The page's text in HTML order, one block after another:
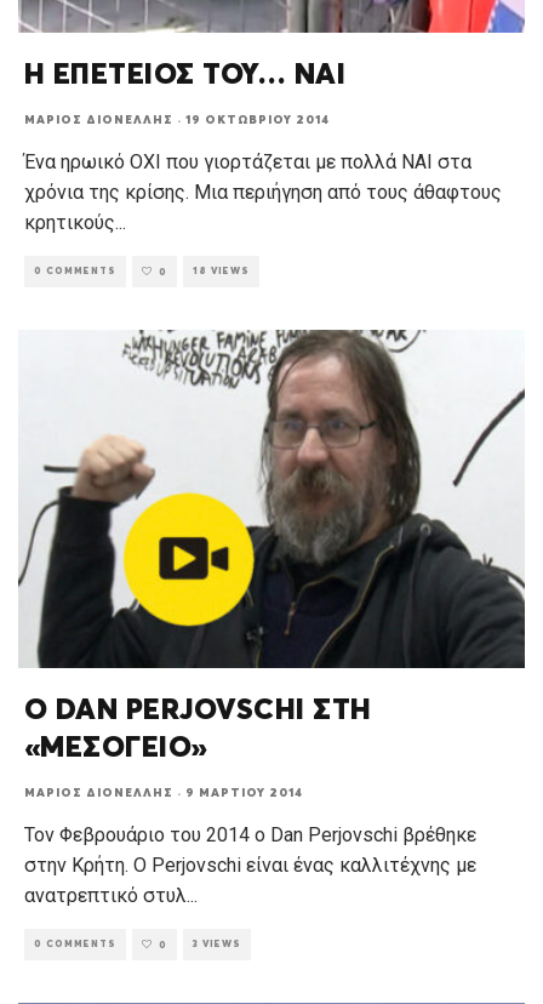
Η ΕΠΕΤΕΙΟΣ ΤΟΥ… ΝΑΙ
ΜΆΡΙΟΣ ΔΙΟΝΈΛΛΗΣ · 19 ΟΚΤΩΒΡΊΟΥ 2014
Ένα ηρωικό ΟΧΙ που γιορτάζεται με πολλά ΝΑΙ στα
χρόνια της κρίσης. Μια περιήγηση από τους άθαφτους
κρητικούς...
0 COMMENTS 0 18 VIEWS
Ο DAN PERJOVSCHI ΣΤΗ
«ΜΕΣΟΓΕΙΟ»
ΜΆΡΙΟΣ ΔΙΟΝΈΛΛΗΣ · 9 ΜΑΡΤΊΟΥ 2014
Τον Φεβρουάριο του 2014 ο Dan Perjovschi βρέθηκε
στην Κρήτη. Ο Perjovschi είναι ένας καλλιτέχνης με
ανατρεπτικό στυλ...
0 COMMENTS 0 3 VIEWS